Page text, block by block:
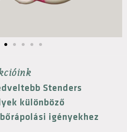
Stenders
különböző
igényekhez